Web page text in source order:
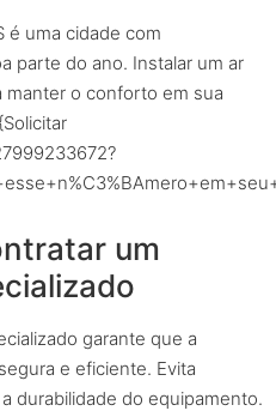
é uma cidade com
parte do ano. Instalar um ar
manter o conforto em sua
um
garante que a
e eficiente. Evita
durabilidade do equipamento.